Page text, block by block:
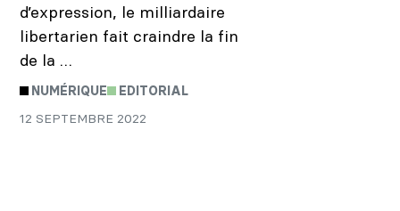
d’expression, le milliardaire
libertarien fait craindre la fin
de la …
NUMÉRIQUE
EDITORIAL
12 SEPTEMBRE 2022